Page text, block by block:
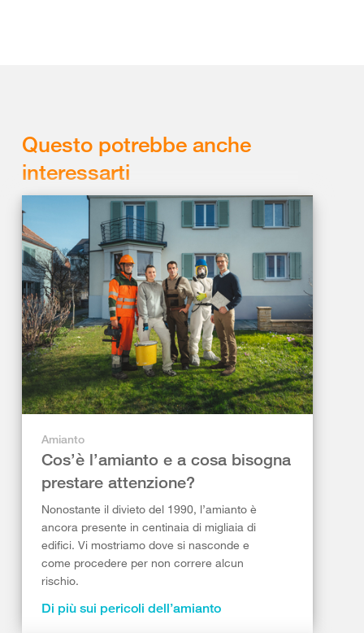
Questo potrebbe anche
interessarti
Amianto
Cos’è l’amianto e a cosa bisogna
prestare attenzione?
Nonostante il divieto del 1990, l’amianto è
ancora presente in centinaia di migliaia di
edifici. Vi mostriamo dove si nasconde e
come procedere per non correre alcun
rischio.
Di più sui pericoli dell’amianto